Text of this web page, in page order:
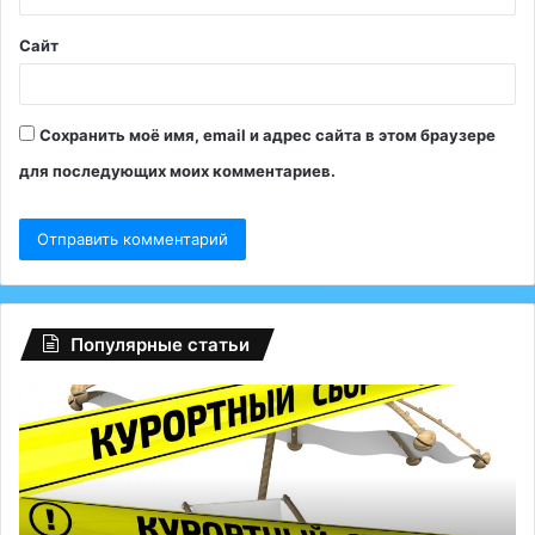
*
Сайт
Сохранить моё имя, email и адрес сайта в этом браузере
для последующих моих комментариев.
Популярные статьи
Глобальный
сбой
на
Facebook:
РФ